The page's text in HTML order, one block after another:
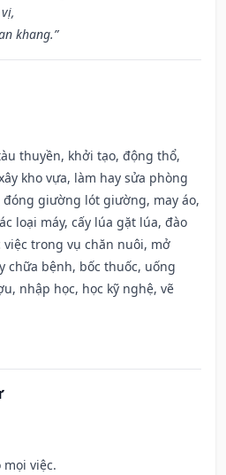
khang.”
thuyền, khởi tạo, động thổ,
kho vựa, làm hay sửa phòng
đóng giường lót giường, may áo,
loại máy, cấy lúa gặt lúa, đào
trong vụ chăn nuôi, mở
chữa bệnh, bốc thuốc, uống
nhập học, học kỹ nghệ, vẽ
việc.